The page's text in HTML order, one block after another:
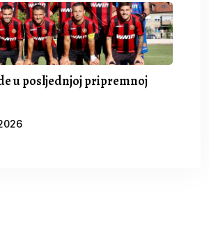
u posljednjoj pripremnoj